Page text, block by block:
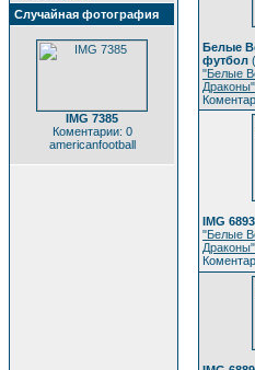
Случайная фотография
IMG 7385
Коментарии: 0
americanfootball
Белые
футбол (
"Белые
Драконы"
IMG 6893
"Белые
Драконы"